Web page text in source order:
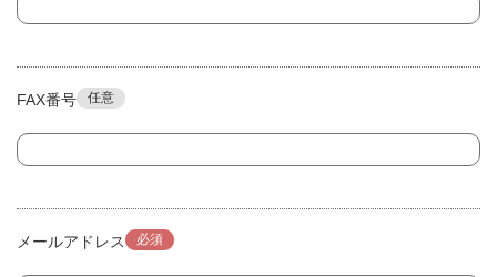
FAX番号 任意
メールアドレス 必須